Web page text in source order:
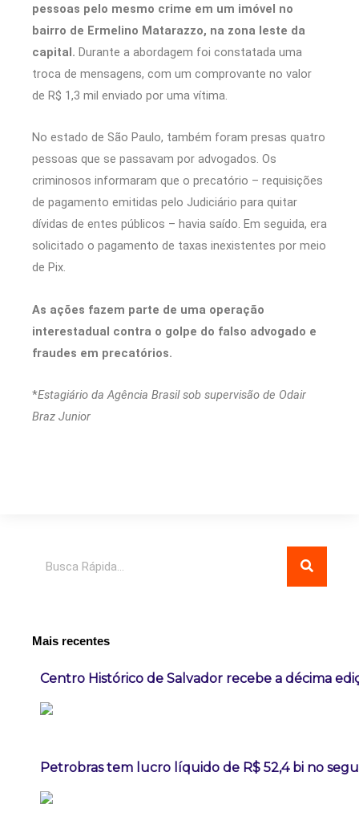
pessoas pelo mesmo crime em um imóvel no
bairro de Ermelino Matarazzo, na zona leste da
capital. Durante a abordagem foi constatada uma
troca de mensagens, com um comprovante no valor
de R$ 1,3 mil enviado por uma vítima.
No estado de São Paulo, também foram presas quatro
pessoas que se passavam por advogados. Os
criminosos informaram que o precatório – requisições
de pagamento emitidas pelo Judiciário para quitar
dívidas de entes públicos – havia saído. Em seguida, era
solicitado o pagamento de taxas inexistentes por meio
de Pix.
As ações fazem parte de uma operação
interestadual contra o golpe do falso advogado e
fraudes em precatórios.
*Estagiário da Agência Brasil sob supervisão de Odair
Braz Junior
Mais recentes
Centro Histórico de Salvador recebe a décima
Petrobras tem lucro líquido de R$ 52,4 bi no